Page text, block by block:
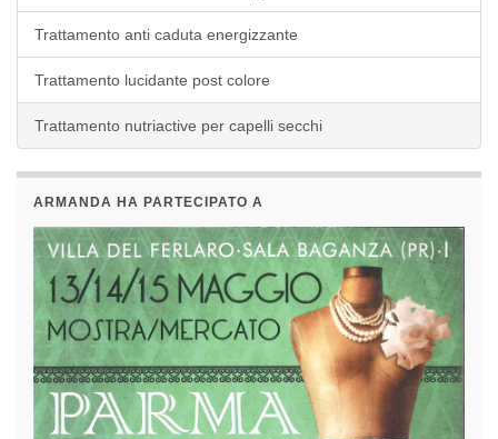
Trattamento anti caduta energizzante
Trattamento lucidante post colore
Trattamento nutriactive per capelli secchi
ARMANDA HA PARTECIPATO A